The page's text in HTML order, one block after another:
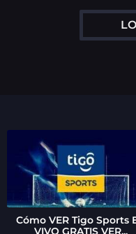
Cómo VER Tigo Sports
VIVO GRATIS VER...